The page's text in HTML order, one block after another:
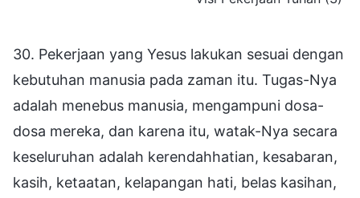
30. Pekerjaan yang Yesus lakukan sesuai dengan
kebutuhan manusia pada zaman itu. Tugas-Nya
adalah menebus manusia, mengampuni dosa-
dosa mereka, dan karena itu, watak-Nya secara
keseluruhan adalah kerendahhatian, kesabaran,
kasih, ketaatan, kelapangan hati, belas kasihan,